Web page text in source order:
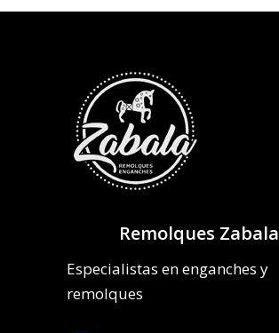
Remolques Zabala
Especialistas en enganches y
remolques